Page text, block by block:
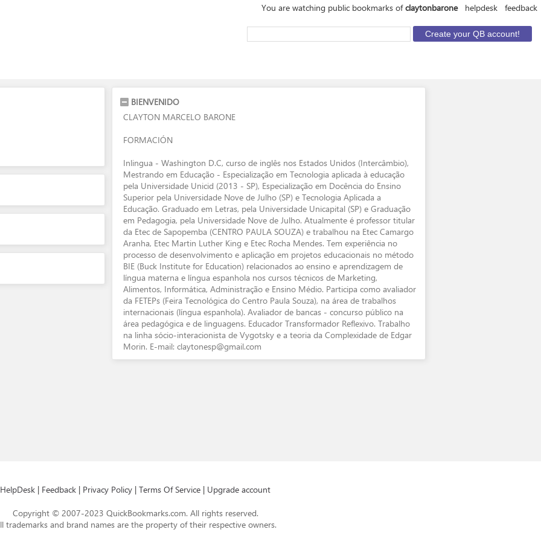
You are watching public bookmarks ofclaytonbarone helpdesk feedback
BIENVENIDO
CLAYTON MARCELO BARONE
FORMACIÓN
Inlingua - Washington D.C, curso de inglês nos Estados Unidos (Intercâmbio),
Mestrando em Educação - Especialização em Tecnologia aplicada à educação
pela Universidade Unicid (2013 - SP), Especialização em Docência do Ensino
Superior pela Universidade Nove de Julho (SP) e Tecnologia Aplicada a
Educação. Graduado em Letras, pela Universidade Unicapital (SP) e Graduação
em Pedagogia, pela Universidade Nove de Julho. Atualmente é professor titular
da Etec de Sapopemba (CENTRO PAULA SOUZA) e trabalhou na Etec Camargo
Aranha, Etec Martin Luther King e Etec Rocha Mendes. Tem experiência no
processo de desenvolvimento e aplicação em projetos educacionais no método
BIE (Buck Institute for Education) relacionados ao ensino e aprendizagem de
língua materna e língua espanhola nos cursos técnicos de Marketing,
Alimentos, Informática, Administração e Ensino Médio. Participa como avaliador
da FETEPs (Feira Tecnológica do Centro Paula Souza), na área de trabalhos
internacionais (língua espanhola). Avaliador de bancas - concurso público na
área pedagógica e de linguagens. Educador Transformador Reflexivo. Trabalho
na linha sócio-interacionista de Vygotsky e a teoria da Complexidade de Edgar
Morin. E-mail: claytonesp@gmail.com
HelpDesk | Feedback | Privacy Policy | Terms Of Service | Upgrade account
Copyright © 2007-2023 QuickBookmarks.com. All rights reserved.
trademarks and brand names are the property of their respective owners.